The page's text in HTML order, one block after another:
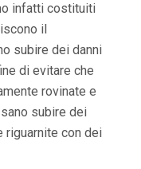
infatti costituiti
il
subire dei danni
di evitare che
rovinate e
subire dei
riguarnite con dei